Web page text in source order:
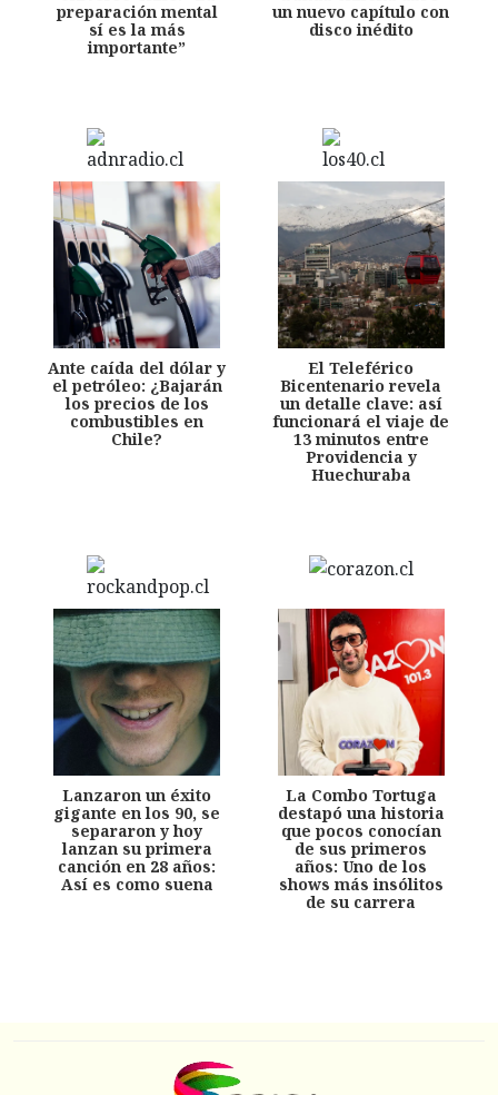
preparación mental
sí es la más
importante”
un nuevo capítulo con
disco inédito
Ante caída del dólar y
el petróleo: ¿Bajarán
los precios de los
combustibles en
Chile?
El Teleférico
Bicentenario revela
un detalle clave: así
funcionará el viaje de
13 minutos entre
Providencia y
Huechuraba
Lanzaron un éxito
gigante en los 90, se
separaron y hoy
lanzan su primera
canción en 28 años:
Así es como suena
La Combo Tortuga
destapó una historia
que pocos conocían
de sus primeros
años: Uno de los
shows más insólitos
de su carrera